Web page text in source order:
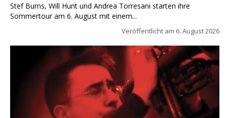
Stef Burns, Will Hunt und Andrea Torresani starten ihre
Sommertour am 6. August mit einem...
Veröffentlicht am 6. August 2026